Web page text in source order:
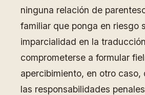
ninguna relación de
familiar que ponga en riesgo
imparcialidad en la
comprometerse a formular
apercibimiento, en otro caso,
las responsabilidades